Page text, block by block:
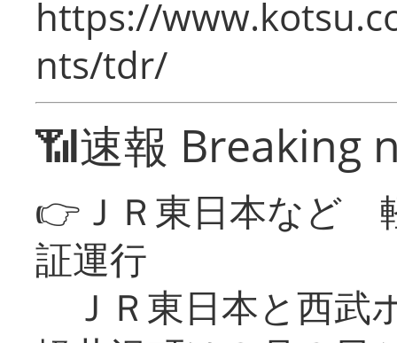
https://
nts/tdr/
📶速報 Breaking
👉ＪＲ東日本など
証運行
ＪＲ東日本と西武